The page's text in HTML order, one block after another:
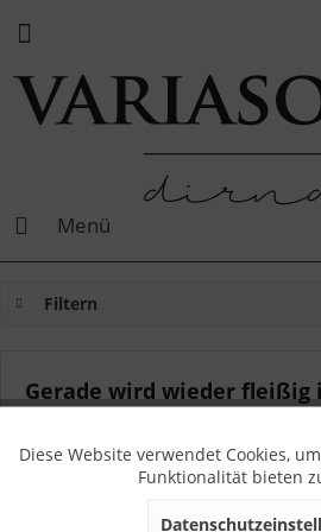
Menü
Filtern
Gerade wird wieder fleißig
Von: Sophia 29.08.17 12:00 0
Diese Website verwendet Cookies,
Funktionalität bieten